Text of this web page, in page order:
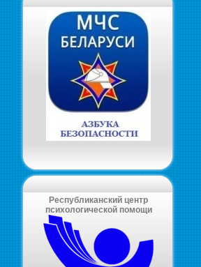
Республиканский центр
психологической помощи